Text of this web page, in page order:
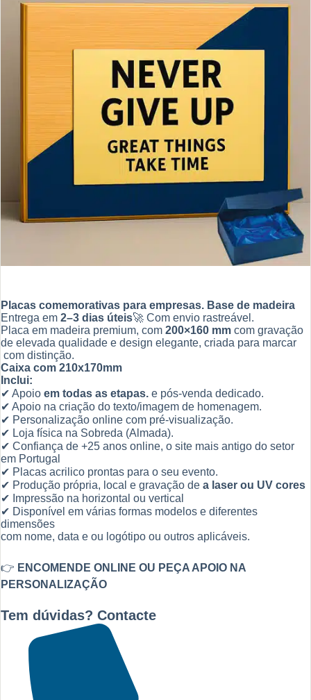
Placas comemorativas para empresas. Base de madeira
Entrega em 2–3 dias úteis🚀 Com envio rastreável.
Placa em madeira premium, com 200×160 mm com gravação
de elevada qualidade e design elegante, criada para marcar
com distinção.
Caixa com 210x170mm
Inclui:
✔ Apoio em todas as etapas. e pós-venda dedicado.
✔ Apoio na criação do texto/imagem de homenagem.
✔ Personalização online com pré-visualização.
✔ Loja física na Sobreda (Almada).
✔ Confiança de +25 anos online, o site mais antigo do setor
em Portugal
✔ Placas acrilico prontas para o seu evento.
✔ Produção própria, local e gravação de a laser ou UV cores
✔ Impressão na horizontal ou vertical
✔ Disponível em várias formas modelos e diferentes
dimensões
com nome, data e ou logótipo ou outros aplicáveis.
👉 ENCOMENDE ONLINE OU PEÇA APOIO NA
PERSONALIZAÇÃO
Tem dúvidas? Contacte